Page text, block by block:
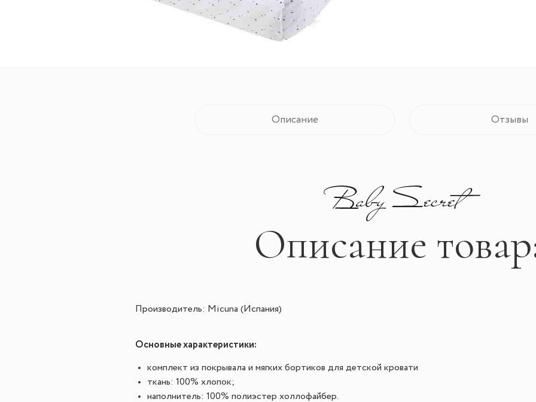
Описание Отзывы
Описание
Производитель: Micuna (Испания)
Основные характеристики:
комплект из покрывала и мягких бортиков для детской кровати
ткань: 100% хлопок;
наполнитель: 100% полиэстер холлофайбер.